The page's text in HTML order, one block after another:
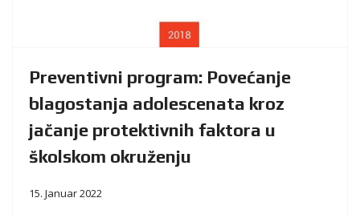
Preventivni program: Povećanje
blagostanja adolescenata kroz
jačanje protektivnih faktora u
školskom okruženju
15. Januar 2022